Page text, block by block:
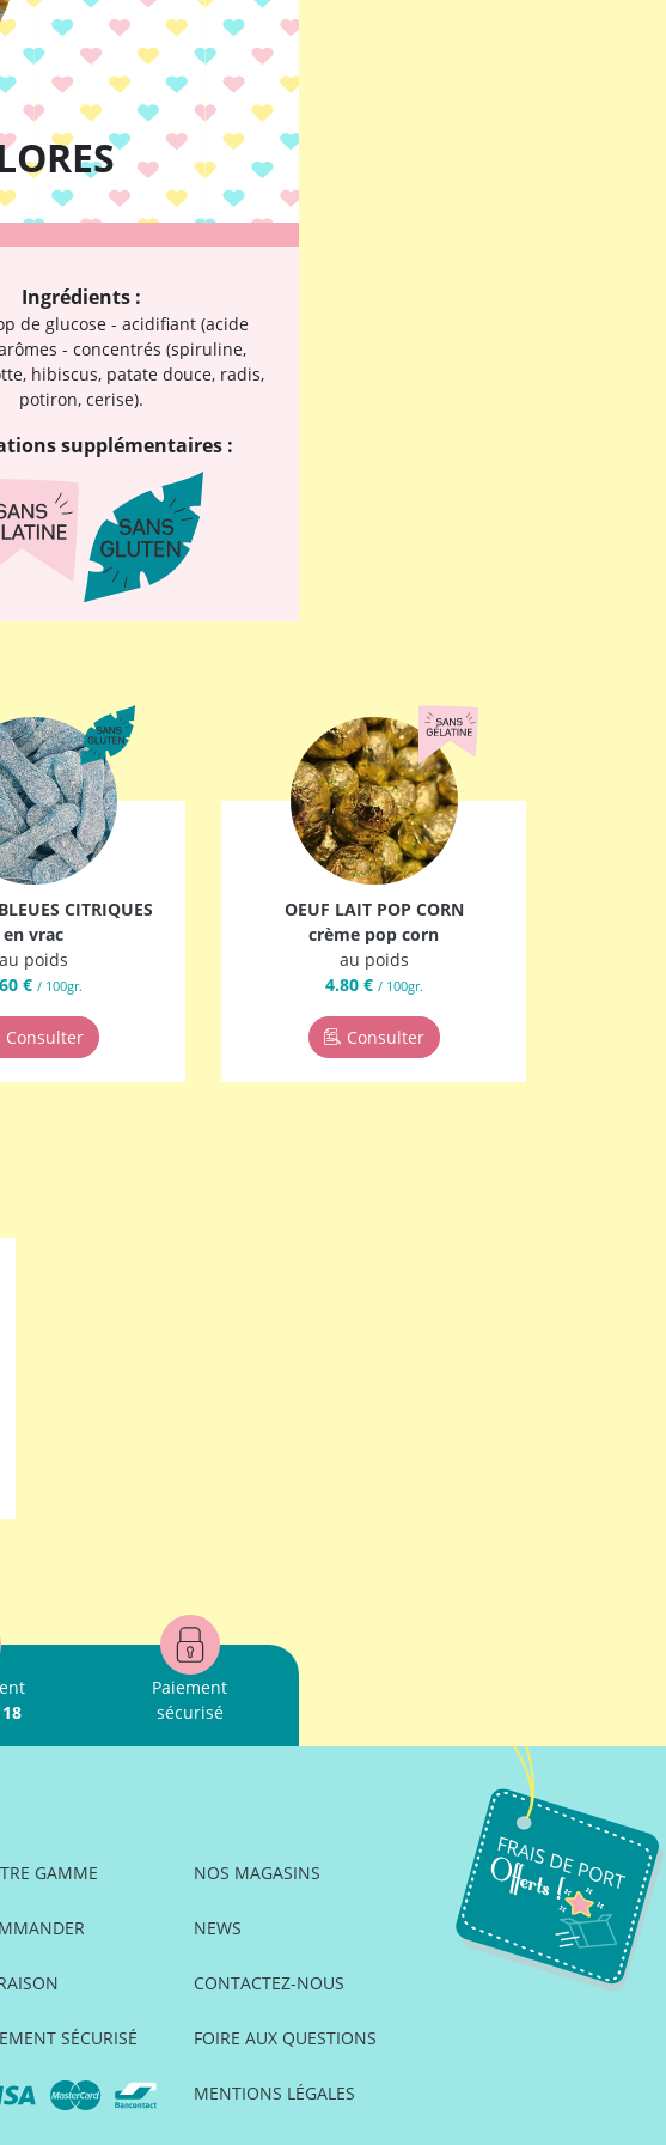
Ingrédients :
de glucose - acidifiant (acide
- concentrés (spiruline,
hibiscus, patate douce, radis,
potiron, cerise).
supplémentaires :
CITRIQUES
en vrac
au poids
€ / 100gr.
Consulter
OEUF LAIT POP CORN
crème pop corn
au poids
4.80 € / 100gr.
Consulter
Paiement
sécurisé
GAMME
SÉCURISÉ
NOS MAGASINS
NEWS
CONTACTEZ-NOUS
FOIRE AUX QUESTIONS
MENTIONS LÉGALES